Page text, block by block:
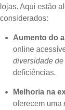
lojas. Aqui estão
considerados:
Aumento do
online
diversidade
deficiências.
Melhoria na
oferecem uma